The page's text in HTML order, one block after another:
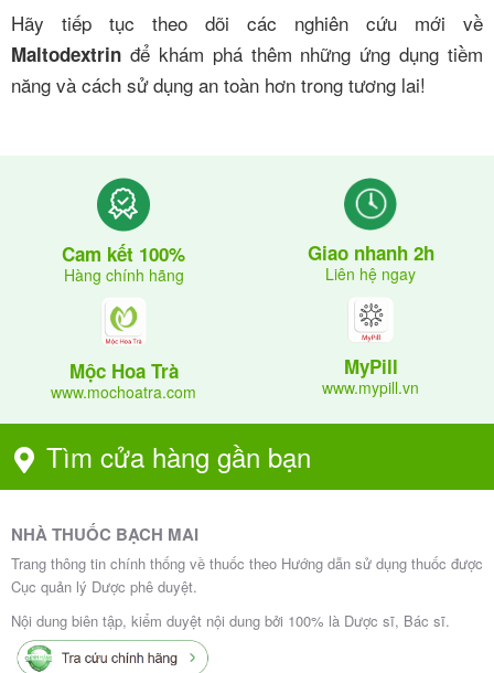
Hãy tiếp tục theo dõi các nghiên cứu mới về
Maltodextrin để khám phá thêm những ứng dụng tiềm
năng và cách sử dụng an toàn hơn trong tương lai!
Cam kết 100%
Hàng chính hãng
Giao nhanh 2h
Liên hệ ngay
Mộc Hoa Trà
www.mochoatra.com
MyPill
www.mypill.vn
Tìm cửa hàng gần bạn
NHÀ THUỐC BẠCH MAI
Trang thông tin chính thống về thuốc theo Hướng dẫn sử dụng thuốc được
Cục quản lý Dược phê duyệt.
Nội dung biên tập, kiểm duyệt nội dung bởi 100% là Dược sĩ, Bác sĩ.